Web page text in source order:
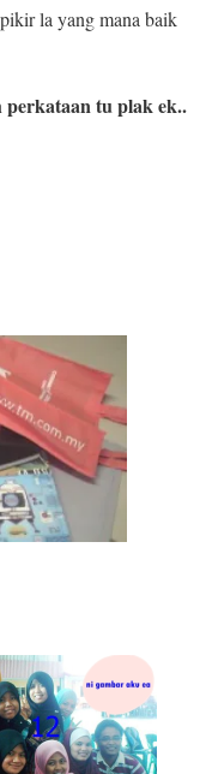
la yang mana baik
tu plak ek..